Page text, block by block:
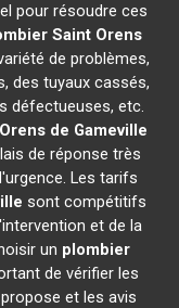
pour résoudre ces
Saint Orens
de problèmes,
des tuyaux cassés,
défectueuses, etc.
de Gameville
de réponse très
Les tarifs
sont compétitifs
et de la
un plombier
de vérifier les
et les avis